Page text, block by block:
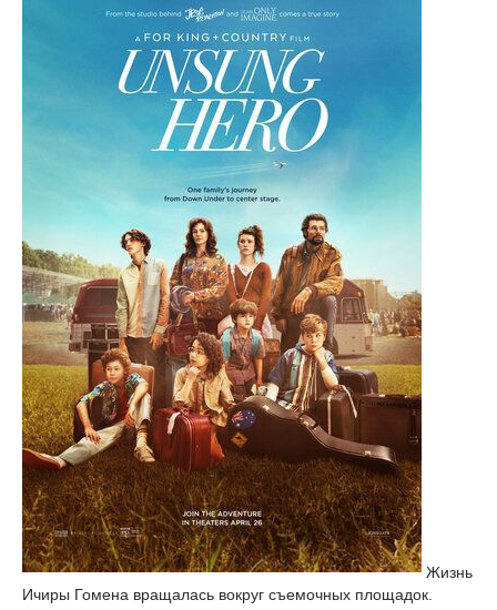
Жизнь
Ичиры Гомена вращалась вокруг съемочных площадок.